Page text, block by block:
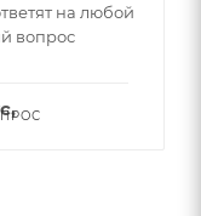
на любой
вопрос